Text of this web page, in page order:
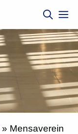
» Mensaverein